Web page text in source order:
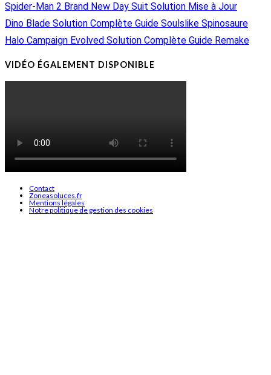
Spider-Man 2 Brand New Day Suit Solution Mise à Jour
Dino Blade Solution Complète Guide Soulslike Spinosaure
Halo Campaign Evolved Solution Complète Guide Remake
VIDÉO ÉGALEMENT DISPONIBLE
Contact
Zoneasoluces.fr
Mentions légales
Notre politique de gestion des cookies